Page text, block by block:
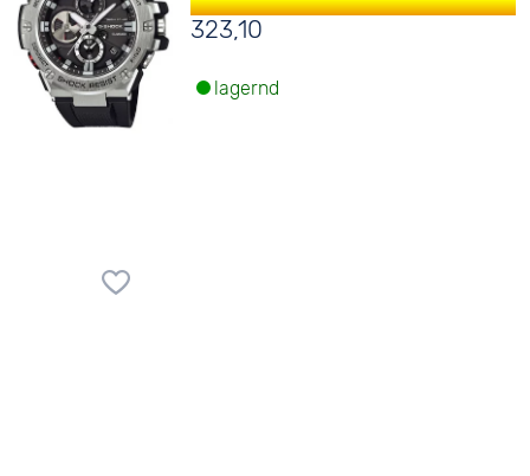
323,10
lagernd